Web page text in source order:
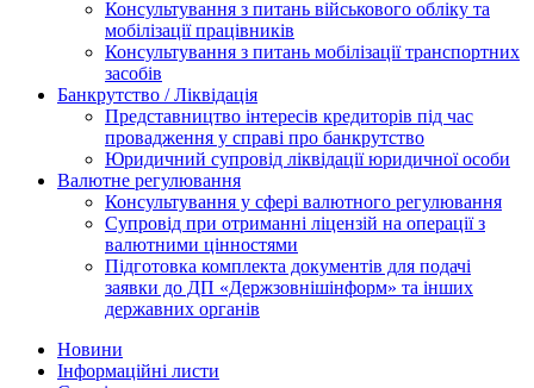
Консультування з питань військового обліку та
мобілізації працівників
Консультування з питань мобілізації транспортних
засобів
Банкрутство / Ліквідація
Представництво інтересів кредиторів під час
провадження у справі про банкрутство
Юридичний супровід ліквідації юридичної особи
Валютне регулювання
Консультування у сфері валютного регулювання
Супровід при отриманні ліцензій на операції з
валютними цінностями
Підготовка комплекта документів для подачі
заявки до ДП «Держзовнішінформ» та інших
державних органів
Новини
Інформаційні листи